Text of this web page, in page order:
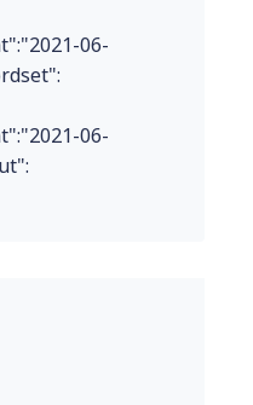
06-
06-